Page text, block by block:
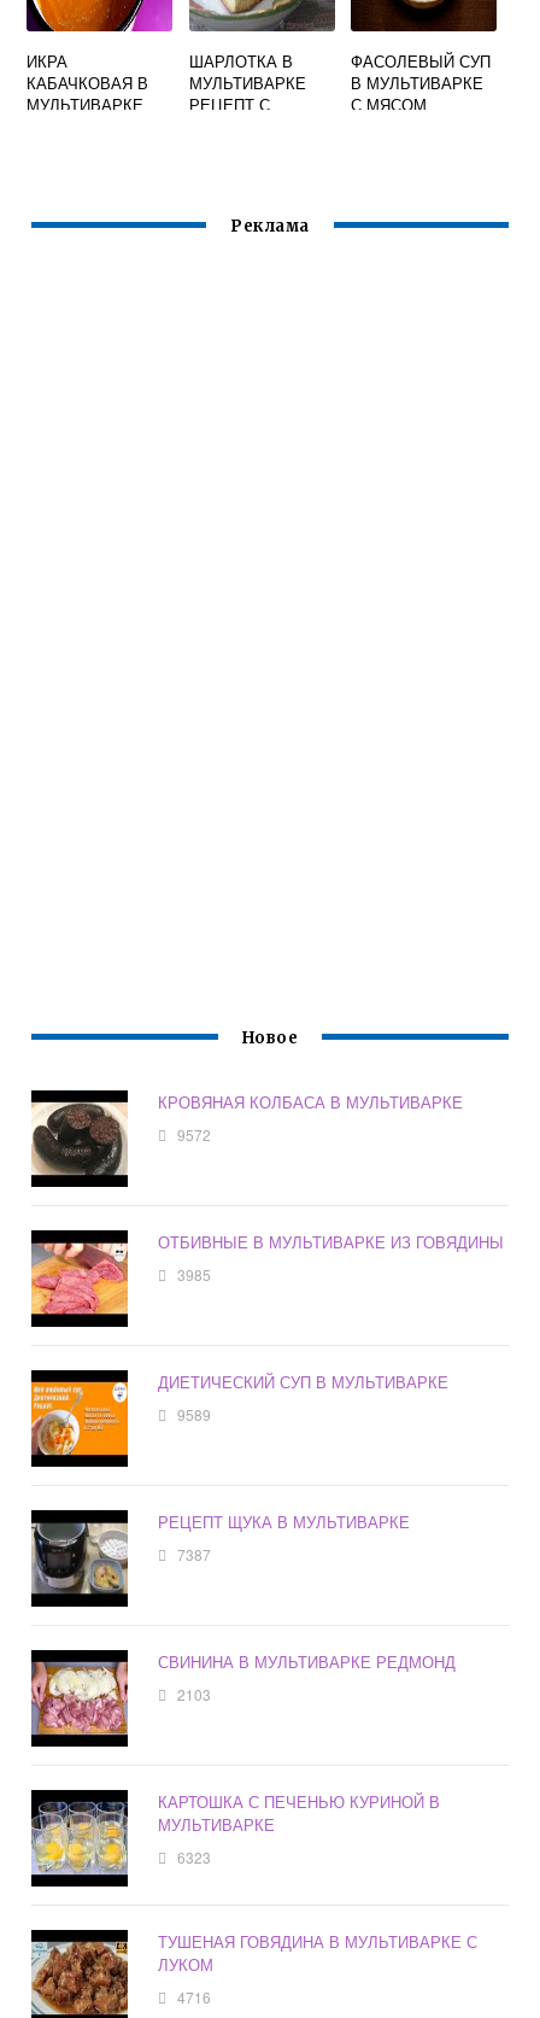
ИКРА
КАБАЧКОВАЯ В
МУЛЬТИВАРКЕ
ШАРЛОТКА В
МУЛЬТИВАРКЕ
РЕЦЕПТ С
ФАСОЛЕВЫЙ СУП
В МУЛЬТИВАРКЕ
С МЯСОМ
Реклама
Новое
КРОВЯНАЯ КОЛБАСА В МУЛЬТИВАРКЕ
9572
ОТБИВНЫЕ В МУЛЬТИВАРКЕ ИЗ ГОВЯДИНЫ
3985
ДИЕТИЧЕСКИЙ СУП В МУЛЬТИВАРКЕ
9589
РЕЦЕПТ ЩУКА В МУЛЬТИВАРКЕ
7387
СВИНИНА В МУЛЬТИВАРКЕ РЕДМОНД
2103
КАРТОШКА С ПЕЧЕНЬЮ КУРИНОЙ В
МУЛЬТИВАРКЕ
6323
ТУШЕНАЯ ГОВЯДИНА В МУЛЬТИВАРКЕ С
ЛУКОМ
4716